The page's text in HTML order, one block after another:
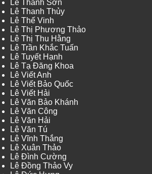
Lê Thanh Sơn
Lê Thanh Thủy
Lê Thế Vinh
Lê Thị Phương Thảo
Lê Thị Thu Hằng
Lê Trần Khắc Tuấn
Lê Tuyết Hạnh
Lê Tạ Đăng Khoa
Lê Viết Anh
Lê Viết Bảo Quốc
Lê Viết Hải
Lê Văn Bảo Khánh
Lê Văn Công
Lê Văn Hải
Lê Văn Tú
Lê Vĩnh Thắng
Lê Xuân Thảo
Lê Đình Cường
Lê Đồng Thảo Vy